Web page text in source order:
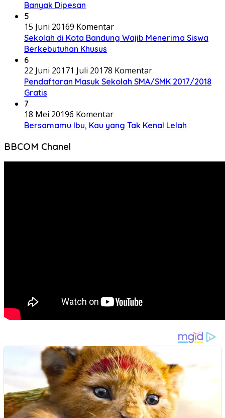
Banyak Dipesan
5
15 Juni 20169 Komentar
Sekolah di Kota Bandung Wajib Menerima Siswa
Berkebutuhan Khusus
6
22 Juni 20171 Juli 20178 Komentar
Pendaftaran Masuk Sekolah SMA/SMK 2017/2018
Gratis
7
18 Mei 20196 Komentar
Bersamamu Ibu, Kau yang Tak Kenal Lelah
BBCOM Chanel